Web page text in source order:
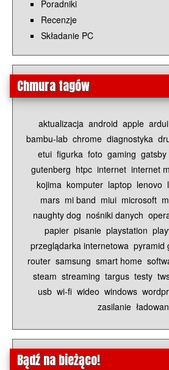
Poradniki
Recenzje
Składanie PC
Chmura tagów
aktualizacja android apple
bambu-lab chrome diagnostyka
etui figurka foto gaming gatsby
gutenberg htpc internet internet
kojima komputer laptop lenovo
mars mi band miui microsoft
naughty dog nośniki danych
papier pisanie playstation
przeglądarka internetowa pyramid
router samsung smart home
steam streaming targus testy
usb wi-fi wideo windows
zasilanie
Bądź na bieżąco!